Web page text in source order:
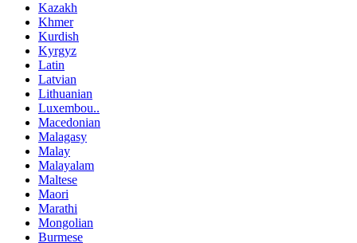
Kazakh
Khmer
Kurdish
Kyrgyz
Latin
Latvian
Lithuanian
Luxembou..
Macedonian
Malagasy
Malay
Malayalam
Maltese
Maori
Marathi
Mongolian
Burmese